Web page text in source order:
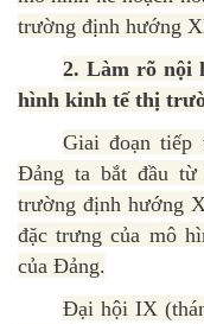
trường định hướng
2. Làm rõ nội
hình kinh tế thị
Giai đoạn tiếp
Đảng ta bắt đầu
trường định hướng
đặc trưng của mô
của Đảng.
Đại hội IX